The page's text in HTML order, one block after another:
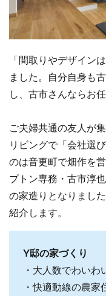
「間取りやデザイン
ました。自分自身も
し、古市さんならお
ご夫婦共通の友人が
リビングで「会社選
のは音更町で畑作を
プトン専務・古市淳
の家造りとなりまし
紹介します。
Y邸の家づくり
・大人数でわい
・快適動線の農家